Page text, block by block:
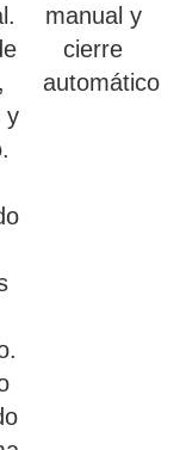
y
manual y
cierre
automático